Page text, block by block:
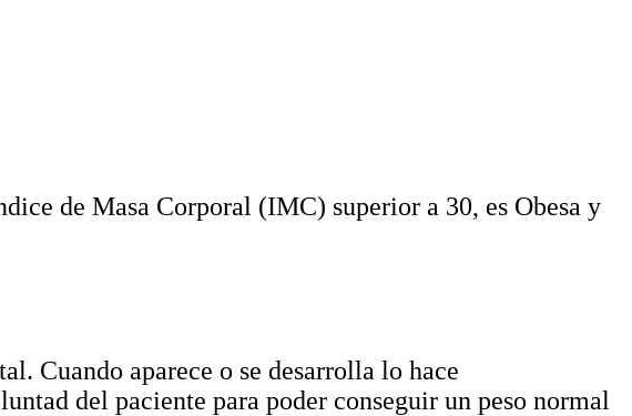
de Masa Corporal (IMC) superior a 30, es Obesa y
Cuando aparece o se desarrolla lo hace
del paciente para poder conseguir un peso normal